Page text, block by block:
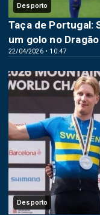
Desporto
22/04/2026 • 10:47
Taça de Portugal:
um golo no Dragão
Desporto